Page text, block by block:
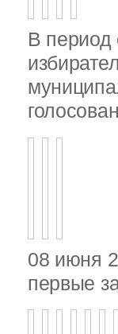
В период
08 июня
первые